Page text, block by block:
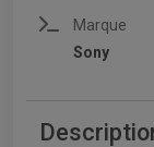
Marque
Sony